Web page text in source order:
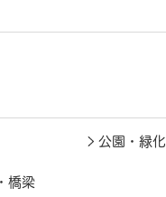
公園・緑化
橋梁